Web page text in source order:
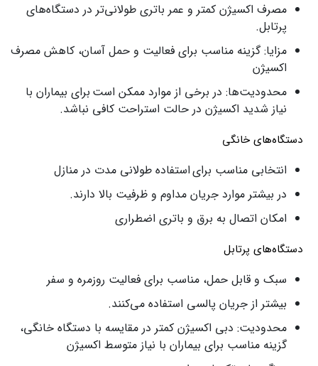
مصرف اکسیژن کمتر و عمر باتری طولانی‌تر در دستگاه‌های
پرتابل.
مزایا: گزینه مناسب برای فعالیت و حمل آسان، کاهش مصرف
اکسیژن
محدودیت‌ها: در برخی از موارد ممکن است برای بیماران با
نیاز شدید اکسیژن در حالت استراحت کافی نباشد.
دستگاه‌های خانگی
انتخابی مناسب برای استفاده طولانی‌ مدت در منازل
در بیشتر موارد جریان مداوم و ظرفیت بالا دارند.
امکان اتصال به برق و باتری اضطراری
دستگاه‌های پرتابل
سبک و قابل حمل، مناسب برای فعالیت روزمره و سفر
بیشتر از جریان پالسی استفاده می‌کنند.
محدودیت: دبی اکسیژن کمتر در مقایسه با دستگاه خانگی،
گزینه مناسب برای بیماران با نیاز متوسط اکسیژن